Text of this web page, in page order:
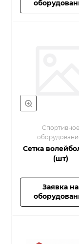
Спортивное
Оборудование
спортивных
Сетка
(шт)
Заявка на